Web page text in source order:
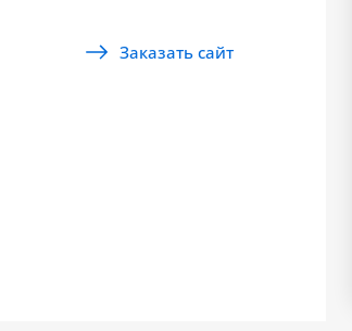
Заказать сайт